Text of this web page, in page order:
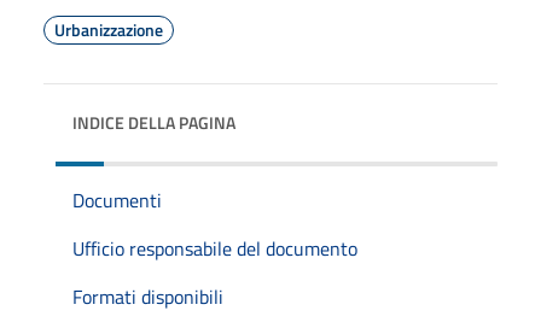
Urbanizzazione
INDICE DELLA PAGINA
Documenti
Ufficio responsabile del documento
Formati disponibili